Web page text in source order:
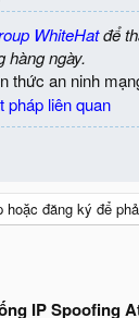
WhiteHatđể
hàng ngày.
thức an ninh
pháp liên quan
hoặc đăng ký để
IP Spoofing